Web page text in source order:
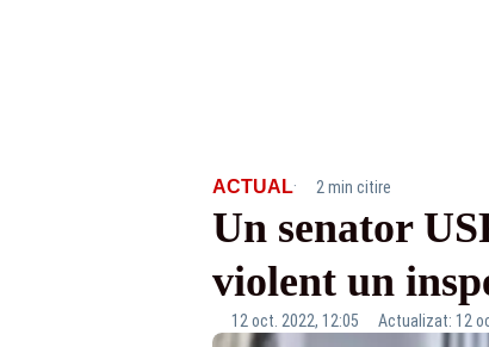
ACTUAL· 2 min citire
Un senator
violent un
12 oct. 2022, 12:05 Actualizat: 12